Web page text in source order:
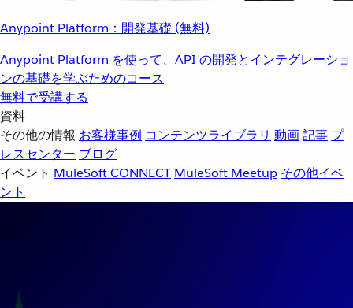
Anypoint Platform：開発基礎 (無料)
Anypoint Platform を使って、API の開発とインテグレーショ
ンの基礎を学ぶためのコース
無料で受講する
資料
その他の情報 お客様事例 コンテンツライブラリ 動画記事 プ
レスセンター ブログ
イベント MuleSoft CONNECT MuleSoft Meetup その他イベ
ント